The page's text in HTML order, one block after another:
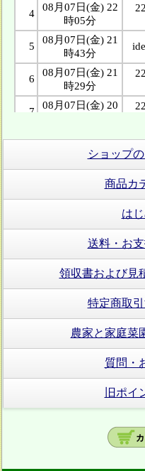
ショップ
商品カ
は
送料・お
領収書および見
特定商取
農家と家庭
質問・
旧ポイ